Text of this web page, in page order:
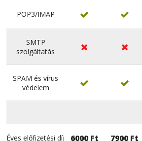
POP3/IMAP  
SMTP
szolgáltatás
 
SPAM és vírus
védelem
 
Éves előfizetési díj 6000 Ft 7900 Ft